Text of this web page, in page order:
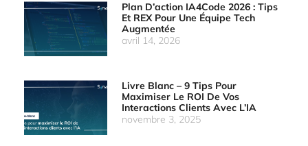
Plan D’action IA4Code 2026 : Tips
Et REX Pour Une Équipe Tech
Augmentée
avril 14, 2026
Livre Blanc – 9 Tips Pour
Maximiser Le ROI De Vos
Interactions Clients Avec L’IA
novembre 3, 2025